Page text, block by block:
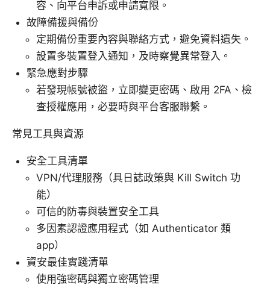
容、向平台申訴或申請寬限。
故障備援與備份
定期備份重要內容與聯絡方式，避免資料遺失。
設置多裝置登入通知，及時察覺異常登入。
緊急應對步驟
若發現帳號被盜，立即變更密碼、啟用 2FA、檢
查授權應用，必要時與平台客服聯繫。
常見工具與資源
安全工具清單
VPN/代理服務（具日誌政策與 Kill Switch 功
能）
可信的防毒與裝置安全工具
多因素認證應用程式（如 Authenticator 類
app）
資安最佳實踐清單
使用強密碼與獨立密碼管理